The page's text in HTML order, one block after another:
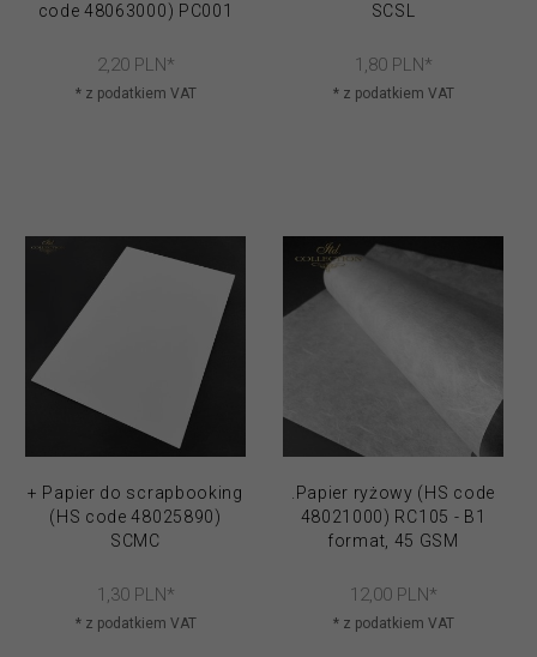
code 48063000) PC001
2,20 PLN*
* z podatkiem VAT
SCSL
1,80 PLN*
* z podatkiem VAT
+ Papier do scrapbooking
(HS code 48025890)
SCMC
1,30 PLN*
* z podatkiem VAT
.Papier ryżowy (HS code
48021000) RC105 - B1
format, 45 GSM
12,00 PLN*
* z podatkiem VAT